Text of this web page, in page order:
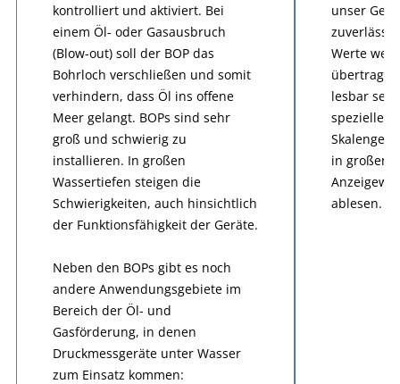
kontrolliert und aktiviert. Bei
einem Öl- oder Gasausbruch
(Blow-out) soll der BOP das
Bohrloch verschließen und somit
verhindern, dass Öl ins offene
Meer gelangt. BOPs sind sehr
groß und schwierig zu
installieren. In großen
Wassertiefen steigen die
Schwierigkeiten, auch hinsichtlich
der Funktionsfähigkeit der Geräte.
Neben den BOPs gibt es noch
andere Anwendungsgebiete im
Bereich der Öl- und
Gasförderung, in denen
Druckmessgeräte unter Wasser
zum Einsatz kommen:
unser
Werte
lesbar
spezielle
in großen
ablesen.